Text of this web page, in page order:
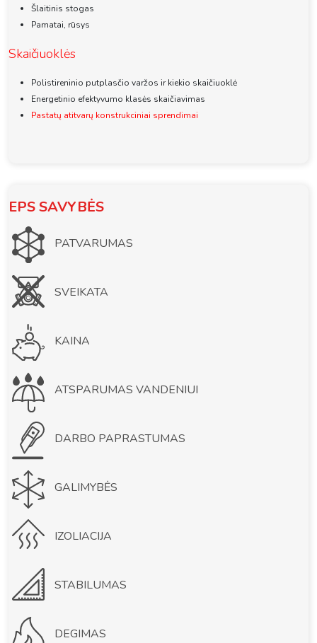
Šlaitinis stogas
Pamatai, rūsys
Skaičiuoklės
Polistireninio putplasčio varžos ir kiekio skaičiuoklė
Energetinio efektyvumo klasės skaičiavimas
Pastatų atitvarų konstrukciniai sprendimai
EPS SAVYBĖS
PATVARUMAS
SVEIKATA
KAINA
ATSPARUMAS VANDENIUI
DARBO PAPRASTUMAS
GALIMYBĖS
IZOLIACIJA
STABILUMAS
DEGIMAS